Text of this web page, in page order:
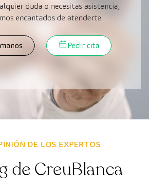
duda o necesitas asistencia,
encantados de atenderte.
Pedir cita
DE LOS EXPERTOS
de CreuBlanca